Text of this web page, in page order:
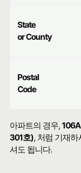
State
or County
Postal
Code
아파트의 경우,
301호), 처럼 기재
셔도 됩니다.